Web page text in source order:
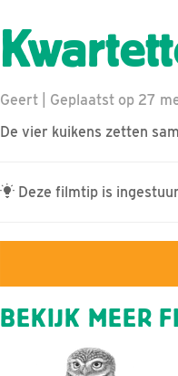
Geert | Geplaatst op 27
De vier kuikens zetten
Deze filmtip is
BEKIJK MEER